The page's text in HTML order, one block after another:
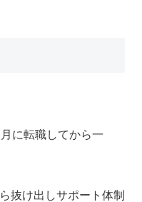
に転職してから一
抜け出しサポート体制